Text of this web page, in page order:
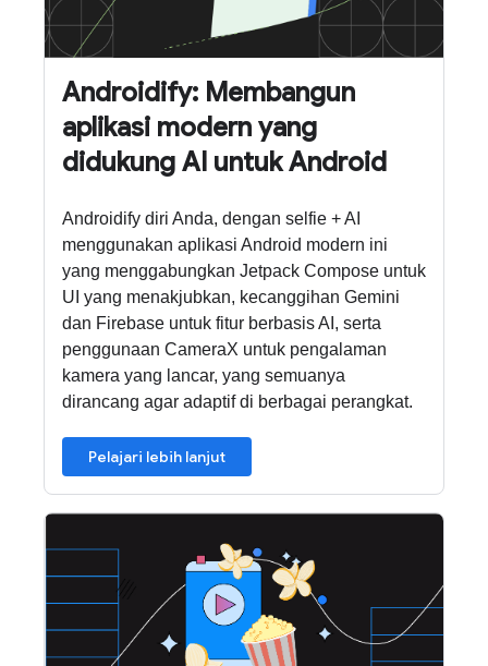
Androidify: Membangun
aplikasi modern yang
didukung AI untuk Android
Androidify diri Anda, dengan selfie + AI
menggunakan aplikasi Android modern ini
yang menggabungkan Jetpack Compose untuk
UI yang menakjubkan, kecanggihan Gemini
dan Firebase untuk fitur berbasis AI, serta
penggunaan CameraX untuk pengalaman
kamera yang lancar, yang semuanya
dirancang agar adaptif di berbagai perangkat.
Pelajari lebih lanjut